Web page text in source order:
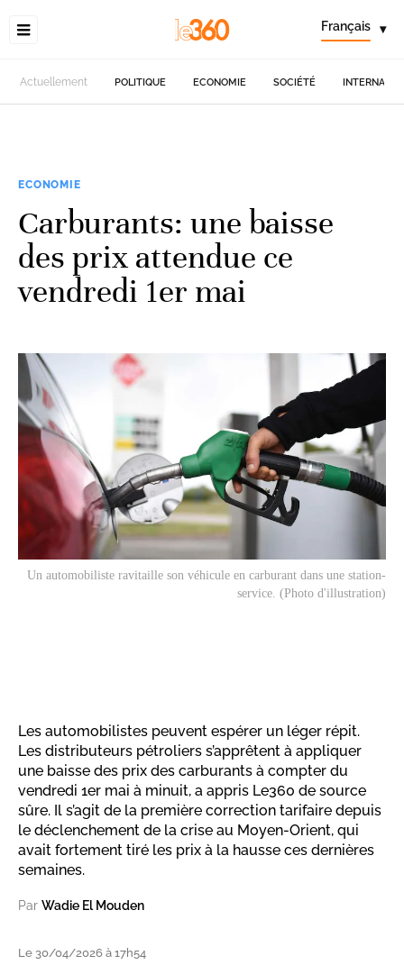
Français ▾
Actuellement POLITIQUE ECONOMIE SOCIÉTÉ
ECONOMIE
Carburants: une baisse
des prix attendue ce
vendredi 1er mai
Un automobiliste ravitaille son véhicule en carburant dans une station-
service. (Photo d'illustration)
Les automobilistes peuvent espérer un léger répit.
Les distributeurs pétroliers s’apprêtent à appliquer
une baisse des prix des carburants à compter du
vendredi 1er mai à minuit, a appris Le360 de source
sûre. Il s’agit de la première correction tarifaire depuis
le déclenchement de la crise au Moyen-Orient, qui
avait fortement tiré les prix à la hausse ces dernières
semaines.
Par Wadie El Mouden
Le 30/04/2026 à 17h54